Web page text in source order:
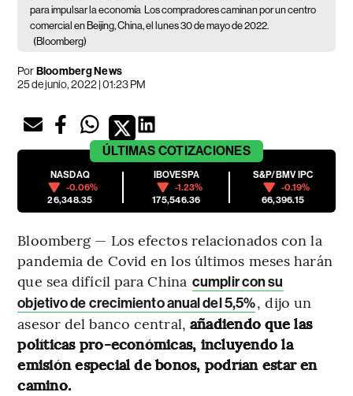
para impulsar la economía Los compradores caminan por un centro
comercial en Beijing, China, el lunes 30 de mayo de 2022.
(Bloomberg)
PorBloomberg News
25 de junio, 2022 | 01:23 PM
ÚLTIMAS COTIZACIONES
NASDAQ
-0.06%
26,348.35
IBOVESPA
-1.23%
175,546.36
S&P/BMV IPC
-0.19%
66,396.15
Bloomberg — Los efectos relacionados con la
pandemia de Covid en los últimos meses harán
que sea difícil para China cumplir con su
objetivo de crecimiento anual del 5,5%, dijo un
asesor del banco central, añadiendo que las
políticas pro-económicas, incluyendo la
emisión especial de bonos, podrían estar en
camino.